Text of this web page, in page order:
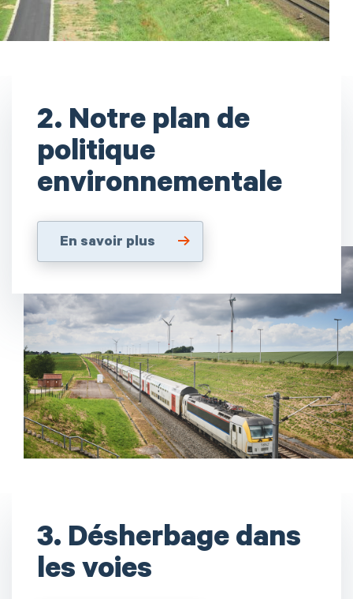
2. Notre plan de
politique
environnementale
En savoir plus
3. Désherbage dans
les voies